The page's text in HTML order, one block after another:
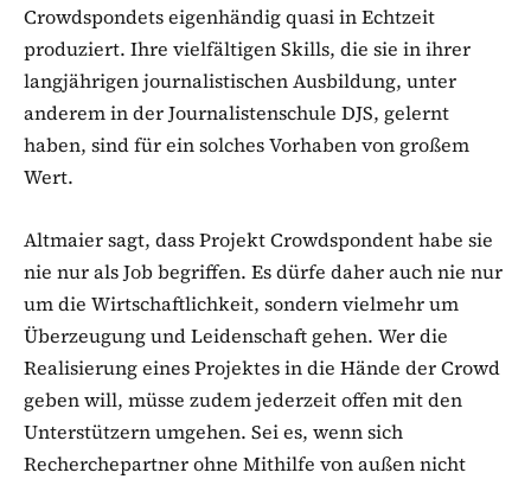
Crowdspondets eigenhändig quasi in Echtzeit
produziert. Ihre vielfältigen Skills, die sie in ihrer
langjährigen journalistischen Ausbildung, unter
anderem in der Journalistenschule DJS, gelernt
haben, sind für ein solches Vorhaben von großem
Wert.
Altmaier sagt, dass Projekt Crowdspondent habe sie
nie nur als Job begriffen. Es dürfe daher auch nie nur
um die Wirtschaftlichkeit, sondern vielmehr um
Überzeugung und Leidenschaft gehen. Wer die
Realisierung eines Projektes in die Hände der Crowd
geben will, müsse zudem jederzeit offen mit den
Unterstützern umgehen. Sei es, wenn sich
Recherchepartner ohne Mithilfe von außen nicht